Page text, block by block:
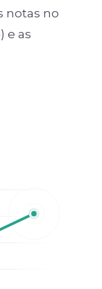
notas no
e as